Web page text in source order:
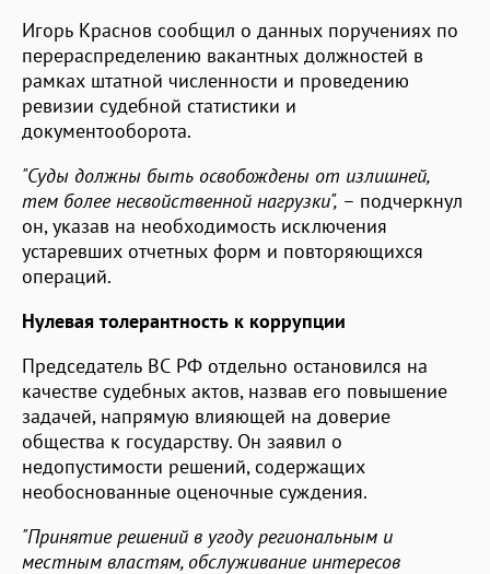
Игорь Краснов сообщил о данных поручениях по
перераспределению вакантных должностей в
рамках штатной численности и проведению
ревизии судебной статистики и
документооборота.
"Суды должны быть освобождены от излишней,
тем более несвойственной нагрузки", – подчеркнул
он, указав на необходимость исключения
устаревших отчетных форм и повторяющихся
операций.
Нулевая толерантность к коррупции
Председатель ВС РФ отдельно остановился на
качестве судебных актов, назвав его повышение
задачей, напрямую влияющей на доверие
общества к государству. Он заявил о
недопустимости решений, содержащих
необоснованные оценочные суждения.
"Принятие решений в угоду региональным и
местным властям, обслуживание интересов